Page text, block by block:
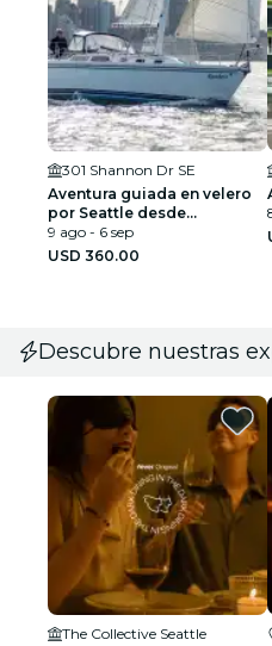
301 Shannon Dr SE
Aventura guiada en velero
por Seattle desde
Bainbridge Island
9 ago - 6 sep
USD 360.00
Descubre nuestras
The Collective Seattle